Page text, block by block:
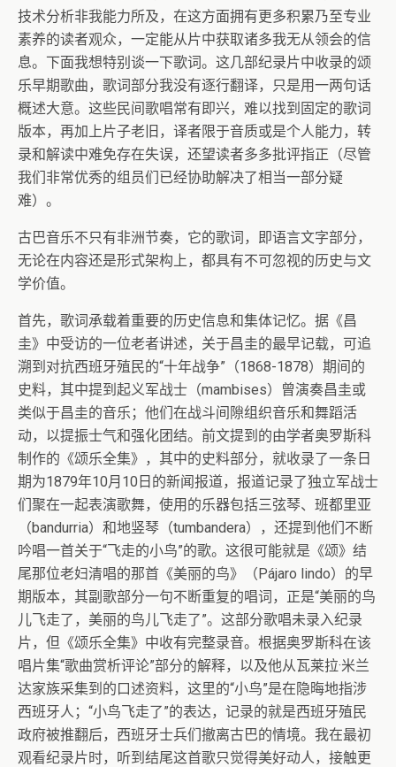
技术分析非我能力所及，在这方面拥有更多积累乃至专业
素养的读者观众，一定能从片中获取诸多我无从领会的信
息。下面我想特别谈一下歌词。这几部纪录片中收录的颂
乐早期歌曲，歌词部分我没有逐行翻译，只是用一两句话
概述大意。这些民间歌唱常有即兴，难以找到固定的歌词
版本，再加上片子老旧，译者限于音质或是个人能力，转
录和解读中难免存在失误，还望读者多多批评指正（尽管
我们非常优秀的组员们已经协助解决了相当一部分疑
难）。
古巴音乐不只有非洲节奏，它的歌词，即语言文字部分，
无论在内容还是形式架构上，都具有不可忽视的历史与文
学价值。
首先，歌词承载着重要的历史信息和集体记忆。据《昌
圭》中受访的一位老者讲述，关于昌圭的最早记载，可追
溯到对抗西班牙殖民的“十年战争”（1868-1878）期间的
史料，其中提到起义军战士（mambises）曾演奏昌圭或
类似于昌圭的音乐；他们在战斗间隙组织音乐和舞蹈活
动，以提振士气和强化团结。前文提到的由学者奥罗斯科
制作的《颂乐全集》，其中的史料部分，就收录了一条日
期为1879年10月10日的新闻报道，报道记录了独立军战士
们聚在一起表演歌舞，使用的乐器包括三弦琴、班都里亚
（bandurria）和地竖琴（tumbandera），还提到他们不断
吟唱一首关于“飞走的小鸟”的歌。这很可能就是《颂》结
尾那位老妇清唱的那首《美丽的鸟》（Pájaro lindo）的早
期版本，其副歌部分一句不断重复的唱词，正是“美丽的鸟
儿飞走了，美丽的鸟儿飞走了”。这部分歌唱未录入纪录
片，但《颂乐全集》中收有完整录音。根据奥罗斯科在该
唱片集“歌曲赏析评论”部分的解释，以及他从瓦莱拉·米兰
达家族采集到的口述资料，这里的“小鸟”是在隐晦地指涉
西班牙人；“小鸟飞走了”的表达，记录的就是西班牙殖民
政府被推翻后，西班牙士兵们撤离古巴的情境。我在最初
观看纪录片时，听到结尾这首歌只觉得美好动人，接触更